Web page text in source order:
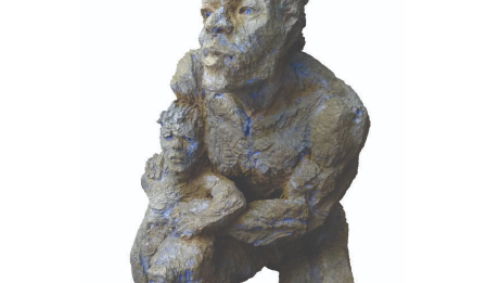
Père et fils
Terre cuite
Urgonien